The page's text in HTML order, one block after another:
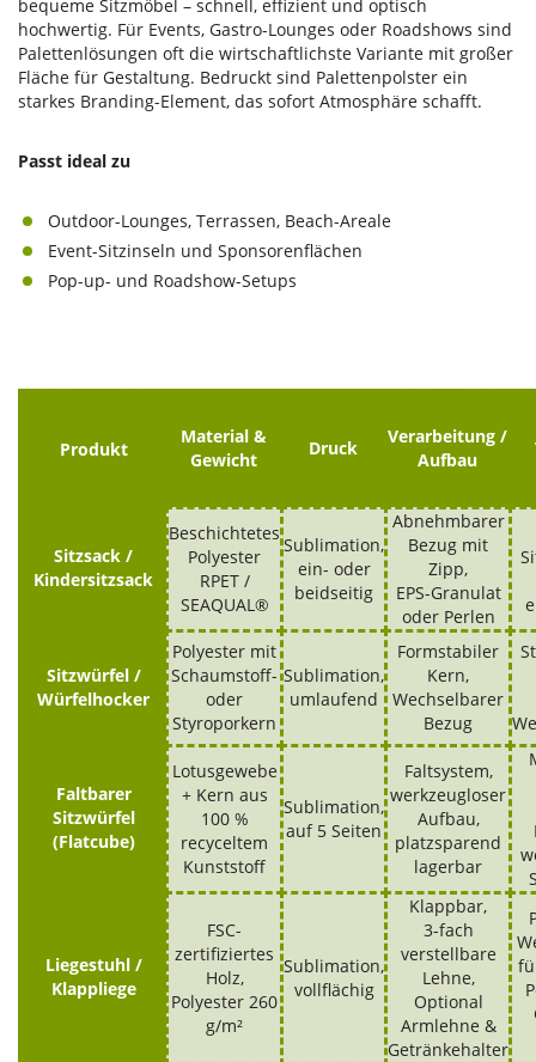
bequeme Sitzmöbel – schnell, effizient und optisch
hochwertig. Für Events, Gastro-Lounges oder Roadshows sind
Palettenlösungen oft die wirtschaftlichste Variante mit großer
Fläche für Gestaltung. Bedruckt sind Palettenpolster ein
starkes Branding-Element, das sofort Atmosphäre schafft.
Passt ideal zu
Outdoor-Lounges, Terrassen, Beach-Areale
Event-Sitzinseln und Sponsorenflächen
Pop-up- und Roadshow-Setups
Produkt
Material &
Gewicht
Druck
Verarbeitung /
Aufbau
Sitzsack /
Kindersitzsack
Beschichtetes
Polyester
RPET /
SEAQUAL®
Sublimation,
ein- oder
beidseitig
Abnehmbarer
Bezug mit
Zipp,
EPS-Granulat
oder Perlen
Sitzwürfel /
Würfelhocker
Polyester mit
Schaumstoff-
oder
Styroporkern
Sublimation,
umlaufend
Formstabiler
Kern,
Wechselbarer
Bezug
Faltbarer
Sitzwürfel
(Flatcube)
Lotusgewebe
+ Kern aus
100 %
recyceltem
Kunststoff
Sublimation,
auf 5 Seiten
Faltsystem,
werkzeugloser
Aufbau,
platzsparend
lagerbar
Liegestuhl /
Klappliege
FSC-
zertifiziertes
Holz,
Polyester 260
g/m²
Sublimation,
vollflächig
Klappbar,
3-fach
verstellbare
Lehne,
Optional
Armlehne &
Getränkehalter